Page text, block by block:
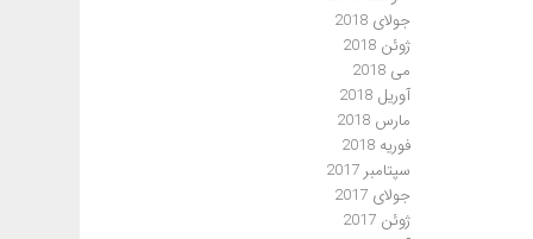
جولای 2018
ژوئن 2018
می 2018
آوریل 2018
مارس 2018
فوریه 2018
سپتامبر 2017
جولای 2017
ژوئن 2017